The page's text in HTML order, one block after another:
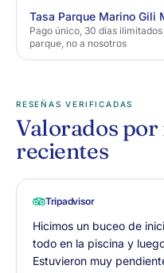
Tasa Parque Marino Gili
Pago único, 30 días
parque, no a nosotros
RESEÑAS VERIFICADAS
Valorados por
recientes
Tripadvisor
Hicimos un buceo de
todo en la piscina y
Estuvieron muy